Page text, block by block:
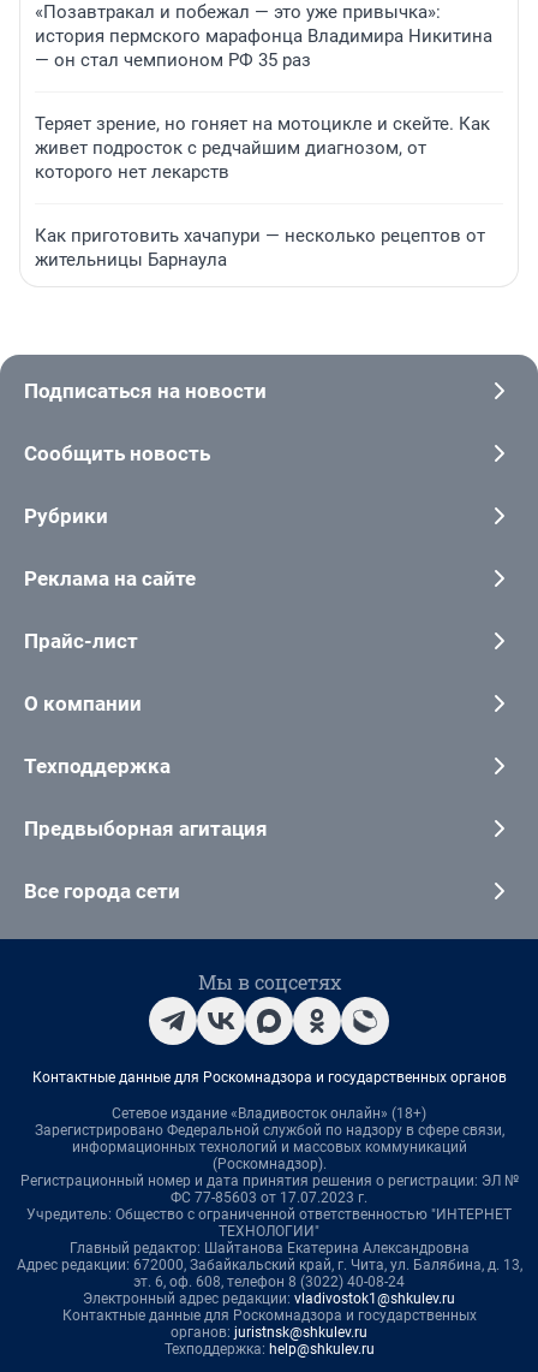
«Позавтракал и побежал — это уже привычка»:
история пермского марафонца Владимира Никитина
— он стал чемпионом РФ 35 раз
Теряет зрение, но гоняет на мотоцикле и скейте. Как
живет подросток с редчайшим диагнозом, от
которого нет лекарств
Как приготовить хачапури — несколько рецептов от
жительницы Барнаула
Подписаться на новости
Сообщить новость
Рубрики
Реклама на сайте
Прайс-лист
О компании
Техподдержка
Предвыборная агитация
Все города сети
Мы в соцсетях
Контактные данные для Роскомнадзора и государственных органов
Сетевое издание «Владивосток онлайн» (18+)
Зарегистрировано Федеральной службой по надзору в сфере связи,
информационных технологий и массовых коммуникаций
(Роскомнадзор).
Регистрационный номер и дата принятия решения о регистрации: ЭЛ №
ФС 77-85603 от 17.07.2023 г.
Учредитель: Общество с ограниченной ответственностью "ИНТЕРНЕТ
ТЕХНОЛОГИИ"
Главный редактор: Шайтанова Екатерина Александровна
Адрес редакции: 672000, Забайкальский край, г. Чита, ул. Балябина, д. 13,
эт. 6, оф. 608, телефон 8 (3022) 40-08-24
Электронный адрес редакции: vladivostok1@shkulev.ru
Контактные данные для Роскомнадзора и государственных
органов: juristnsk@shkulev.ru
Техподдержка: help@shkulev.ru